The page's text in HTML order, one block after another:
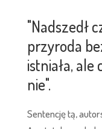
"Nadszedł
przyroda
istniała,
nie".
Sentencję tą,